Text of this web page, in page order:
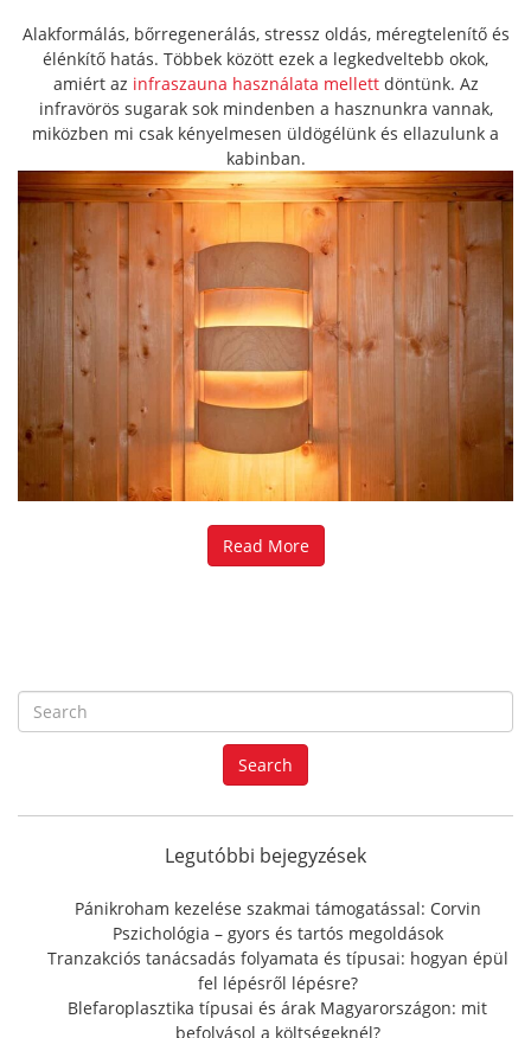
Alakformálás, bőrregenerálás, stressz oldás, méregtelenítő és
élénkítő hatás. Többek között ezek a legkedveltebb okok,
amiért az infraszauna használata mellettdöntünk. Az
infravörös sugarak sok mindenben a hasznunkra vannak,
miközben mi csak kényelmesen üldögélünk és ellazulunk a
kabinban.
Read More
e
a
r
f
r
:
Search
Legutóbbi bejegyzések
Pánikroham kezelése szakmai támogatással: Corvin
Pszichológia – gyors és tartós megoldások
Tranzakciós tanácsadás folyamata és típusai: hogyan épül
fel lépésről lépésre?
Blefaroplasztika típusai és árak Magyarországon: mit
befolyásol a költségeknél?